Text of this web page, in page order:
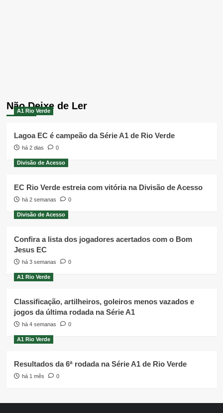
Não Deixe de Ler
A1 Rio Verde
Lagoa EC é campeão da Série A1 de Rio Verde
há 2 dias 0
Divisão de Acesso
EC Rio Verde estreia com vitória na Divisão de Acesso
há 2 semanas 0
Divisão de Acesso
Confira a lista dos jogadores acertados com o Bom
Jesus EC
há 3 semanas 0
A1 Rio Verde
Classificação, artilheiros, goleiros menos vazados e
jogos da última rodada na Série A1
há 4 semanas 0
A1 Rio Verde
Resultados da 6ª rodada na Série A1 de Rio Verde
há 1 mês 0